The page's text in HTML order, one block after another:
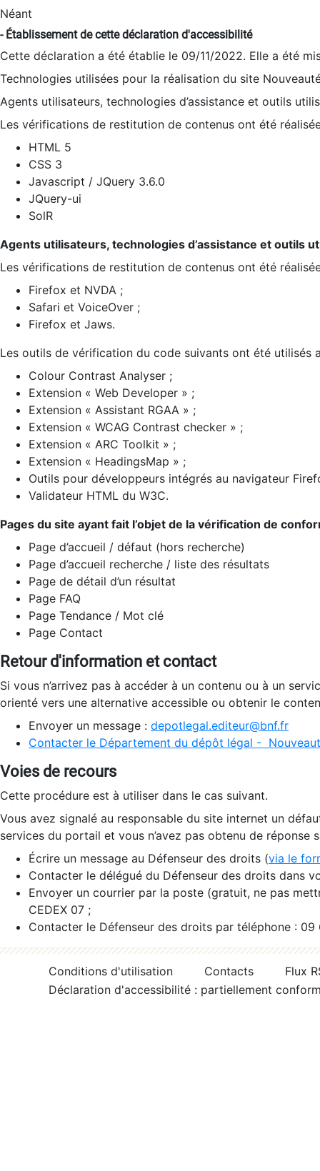
Néant
- Établissement de cette déclaration d'accessibilité
Cette déclaration a été établie le 09/11/2022. Elle a été
Technologies utilisées pour la réalisation du site
Agents utilisateurs, technologies d’assistance et outils
Les vérifications de restitution de contenus ont été
HTML 5
CSS 3
Javascript / JQuery 3.6.0
JQuery-ui
SolR
Agents utilisateurs, technologies d’assistance et outils
Les vérifications de restitution de contenus ont été
Firefox et NVDA ;
Safari et VoiceOver ;
Firefox et Jaws.
Les outils de vérification du code suivants ont été utilisés
Colour Contrast Analyser ;
Extension « Web Developer » ;
Extension « Assistant RGAA » ;
Extension « WCAG Contrast checker » ;
Extension « ARC Toolkit » ;
Extension « HeadingsMap » ;
Outils pour développeurs intégrés au navigateur
Validateur HTML du W3C.
Pages du site ayant fait l’objet de la vérification de
Page d’accueil / défaut (hors recherche)
Page d’accueil recherche / liste des résultats
Page de détail d’un résultat
Page FAQ
Page Tendance / Mot clé
Page Contact
Retour d'information et contact
Si vous n’arrivez pas à accéder à un contenu ou à un
orienté vers une alternative accessible ou obtenir le
Envoyer un message : depotlegal.editeur@bnf.fr
Contacter le Département du dépôt légal -
Voies de recours
Cette procédure est à utiliser dans le cas suivant.
Vous avez signalé au responsable du site internet un
services du portail et vous n’avez pas obtenu de réponse
Écrire un message au Défenseur des droits (via le
Contacter le délégué du Défenseur des droits dans
Envoyer un courrier par la poste (gratuit, ne pas
CEDEX 07 ;
Contacter le Défenseur des droits par téléphone :
Conditions d'utilisation Contacts
Flux
Déclaration d'accessibilité : partiellement